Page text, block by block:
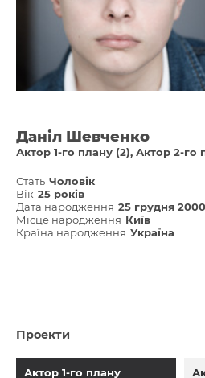
Даніл Шевченко
Актор 1-го плану (2) Актор 2-го
Стать Чоловік
Вік 25 років
Дата народження 25 грудня 2000
Місце народження Київ
Країна народження Україна
Проекти
Актор 1-го плану